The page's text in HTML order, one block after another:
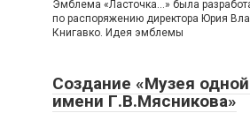
Эмблема «Ласточка…» была
по распоряжению директора Юрия
Книгавко. Идея эмблемы
Создание «Музея
имени Г.В.Мясникова»